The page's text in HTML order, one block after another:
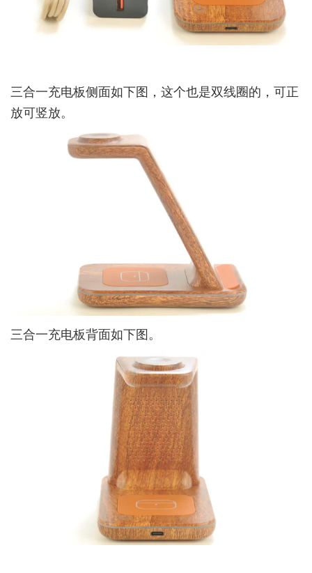
三合一充电板侧面如下图，这个也是双线圈的，可正
放可竖放。
三合一充电板背面如下图。